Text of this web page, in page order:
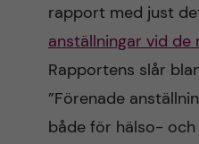
rapport med just
anställningar vid
Rapportens slår
”Förenade
både för hälso- och